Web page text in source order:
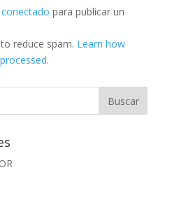
conectado para publicar un
reduce spam. Learn how
.